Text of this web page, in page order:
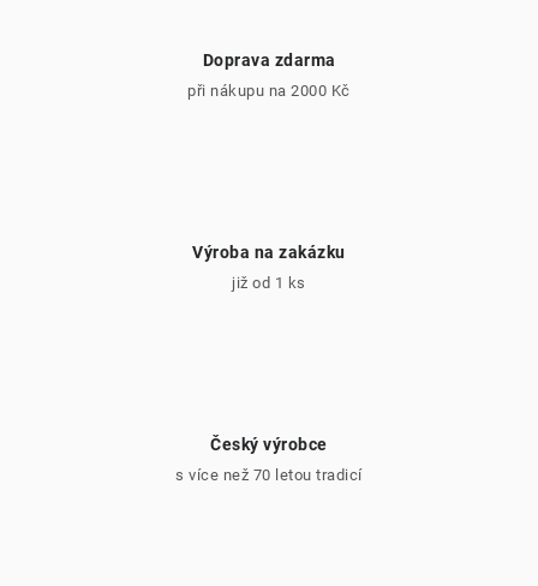
Doprava zdarma
při nákupu na 2000 Kč
Výroba na zakázku
již od 1 ks
Český výrobce
s více než 70 letou tradicí